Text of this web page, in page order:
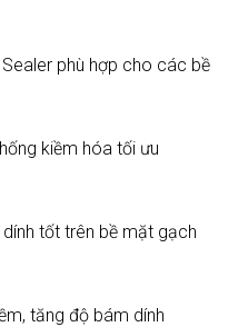
phù hợp cho các bề
kiềm hóa tối ưu
dính tốt trên bề mặt gạch
tăng độ bám dính